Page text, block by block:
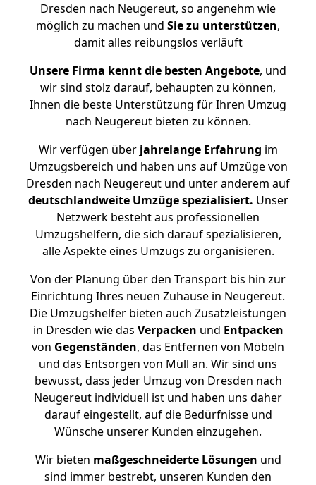
Dresden nach Neugereut, so angenehm wie
möglich zu machen und Sie zu unterstützen,
damit alles reibungslos verläuft
Unsere Firma kennt die besten Angebote, und
wir sind stolz darauf, behaupten zu können,
Ihnen die beste Unterstützung für Ihren Umzug
nach Neugereut bieten zu können.
Wir verfügen überjahrelange Erfahrung im
Umzugsbereich und haben uns auf Umzüge von
Dresden nach Neugereut und unter anderem auf
deutschlandweite Umzüge spezialisiert. Unser
Netzwerk besteht aus professionellen
Umzugshelfern, die sich darauf spezialisieren,
alle Aspekte eines Umzugs zu organisieren.
Von der Planung über den Transport bis hin zur
Einrichtung Ihres neuen Zuhause in Neugereut.
Die Umzugshelfer bieten auch Zusatzleistungen
in Dresden wie das Verpacken und Entpacken
von Gegenständen, das Entfernen von Möbeln
und das Entsorgen von Müll an. Wir sind uns
bewusst, dass jeder Umzug von Dresden nach
Neugereut individuell ist und haben uns daher
darauf eingestellt, auf die Bedürfnisse und
Wünsche unserer Kunden einzugehen.
Wir bieten maßgeschneiderte Lösungen und
sind immer bestrebt, unseren Kunden den